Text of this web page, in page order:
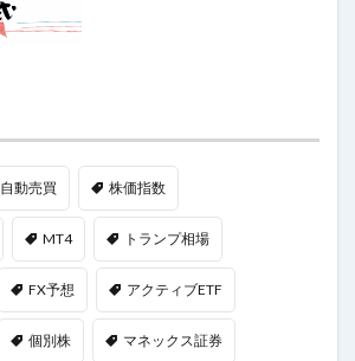
自動売買 株価指数
MT4 トランプ相場
FX予想 アクティブETF
個別株 マネックス証券